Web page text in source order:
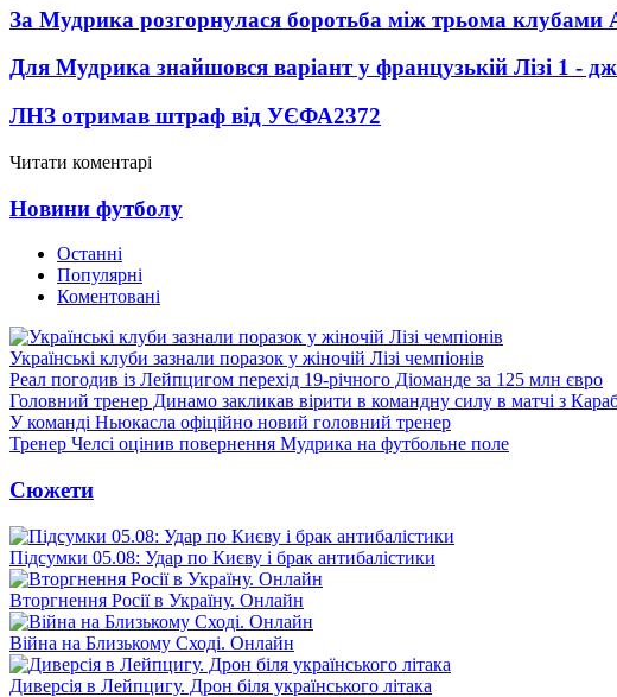
За Мудрика розгорнулася боротьба між трьома
Для Мудрика знайшовся варіант у французькій Лізі 1 -
ЛНЗ отримав штраф від УЄФА2372
Читати коментарі
Новини футболу
Останні
Популярні
Коментовані
Українські клуби зазнали поразок у жіночій Лізі чемпіонів
Реал погодив із Лейпцигом перехід 19-річного Діоманде за 125 млн євро
Головний тренер Динамо закликав вірити в командну силу в матчі з
У команді Ньюкасла офіційно новий головний тренер
Тренер Челсі оцінив повернення Мудрика на футбольне поле
Сюжети
Підсумки 05.08: Удар по Києву і брак антибалістики
Вторгнення Росії в Україну. Онлайн
Війна на Близькому Сході. Онлайн
Диверсія в Лейпцигу. Дрон біля українського літака